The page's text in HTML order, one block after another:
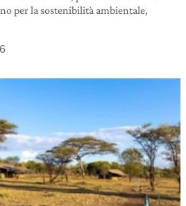
per la sostenibilità ambientale,